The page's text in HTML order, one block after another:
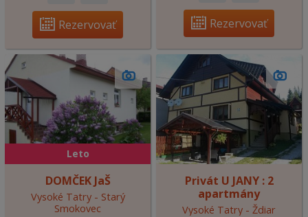
Rezervovať Rezervovať
Leto
DOMČEK JaŠ
Vysoké Tatry - Starý
Smokovec
Privát U JANY : 2
apartmány
Vysoké Tatry - Ždiar